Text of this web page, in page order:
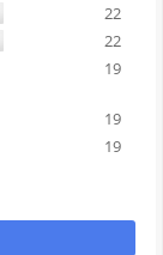
22
22
19
19
19